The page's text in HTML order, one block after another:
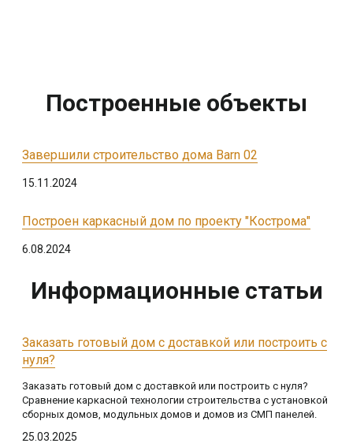
Построенные объекты
Завершили строительство дома Barn 02
15.11.2024
Построен каркасный дом по проекту "Кострома"
6.08.2024
Информационные статьи
Заказать готовый дом с доставкой или построить с
нуля?
Заказать готовый дом с доставкой или построить с нуля?
Сравнение каркасной технологии строительства с установкой
сборных домов, модульных домов и домов из СМП панелей.
25.03.2025